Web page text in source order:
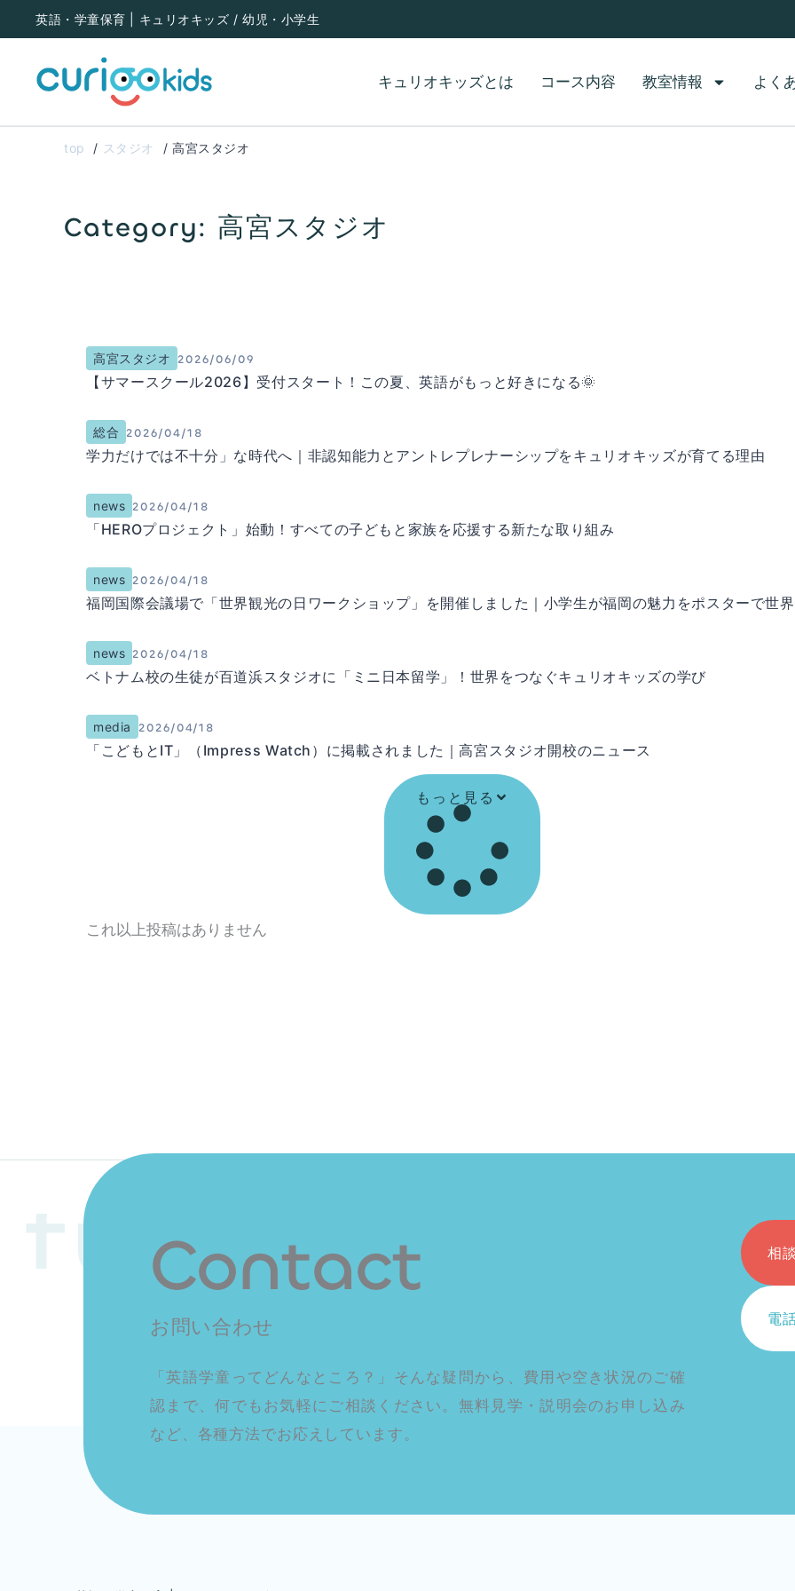
英語・学童保育 | キュリオキッズ / 幼児・小学生
キュリオキッズとは コース内容 教室情報 よく
top スタジオ 高宮スタジオ
Category: 高宮スタジオ
高宮スタジオ 2026/06/09
【サマースクール2026】受付スタート！この夏、英語がもっと好きになる🌞
総合 2026/04/18
学力だけでは不十分」な時代へ｜非認知能力とアントレプレナーシップをキュリオキッズが育てる理由
news 2026/04/18
「HEROプロジェクト」始動！すべての子どもと家族を応援する新たな取り組み
news 2026/04/18
福岡国際会議場で「世界観光の日ワークショップ」を開催しました｜小学生が福岡の魅力をポスターで世
news 2026/04/18
ベトナム校の生徒が百道浜スタジオに「ミニ日本留学」！世界をつなぐキュリオキッズの学び
media 2026/04/18
「こどもとIT」（Impress Watch）に掲載されました｜高宮スタジオ開校のニュース
もっと見る
これ以上投稿はありません
is
Contact
お問い合わせ
「英語学童ってどんなところ？」そんな疑問から、費用や空き状況のご確
認まで、何でもお気軽にご相談ください。無料見学・説明会のお申し込み
など、各種方法でお応えしています。
相
電